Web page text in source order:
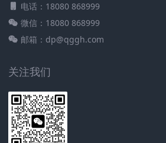
电话：18080 868999
微信：18080 868999
邮箱：dp@qggh.com
关注我们